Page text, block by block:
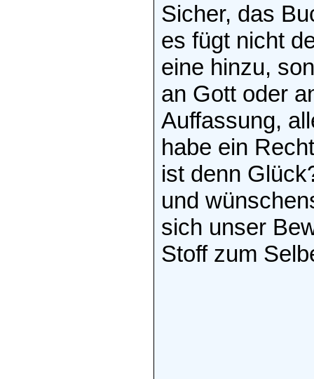
Sicher, das
es fügt nicht
eine hinzu,
an Gott oder
Auffassung,
habe ein
ist denn
und
sich unser
Stoff zum